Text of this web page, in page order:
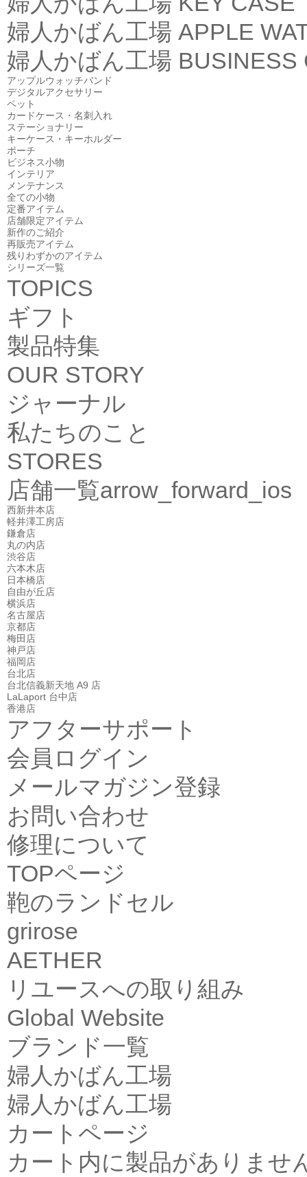
婦人かばん工場 APPLE
婦人かばん工場 BUSINESS
アップルウォッチバンド
デジタルアクセサリー
ペット
カードケース・名刺入れ
ステーショナリー
キーケース・キーホルダー
ポーチ
ビジネス小物
インテリア
メンテナンス
全ての小物
定番アイテム
店舗限定アイテム
新作のご紹介
再販売アイテム
残りわずかのアイテム
シリーズ一覧
TOPICS
ギフト
製品特集
OUR STORY
ジャーナル
私たちのこと
STORES
店舗一覧arrow_forward_ios
西新井本店
軽井澤工房店
鎌倉店
丸の内店
渋谷店
六本木店
日本橋店
自由が丘店
横浜店
名古屋店
京都店
梅田店
神戸店
福岡店
台北店
台北信義新天地 A9 店
LaLaport 台中店
香港店
アフターサポート
会員ログイン
メールマガジン登録
お問い合わせ
修理について
TOPページ
鞄のランドセル
grirose
AETHER
リユースへの取り組み
Global Website
ブランド一覧
婦人かばん工場
婦人かばん工場
カートページ
カート内に製品がありませ